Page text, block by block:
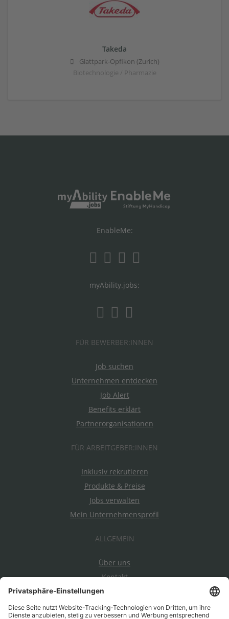
Takeda
Glattpark-Opfikon (Zurich)
Biotechnologie / Pharmazie
EnableMe:
myAbility.jobs:
FÜR BEWERBER:INNEN
Job suchen
Unternehmen entdecken
Job Alert
Benefits erklärt
Partnerorganisationen
FÜR ARBEITGEBER:INNEN
Inklusiv rekrutieren
Produkte & Preise
Jobs verwalten
Mein Unternehmensprofil
ALLGEMEIN
Über uns
Kontakt
Datenschutz
Impressum